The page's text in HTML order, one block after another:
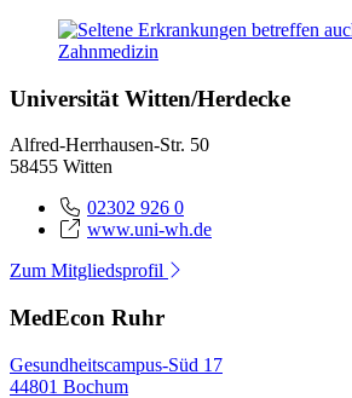
Universität Witten/Herdecke
Alfred-Herrhausen-Str. 50
58455 Witten
02302 926 0
www.uni-wh.de
Zum Mitgliedsprofil
MedEcon Ruhr
Gesundheitscampus-Süd 17
44801 Bochum